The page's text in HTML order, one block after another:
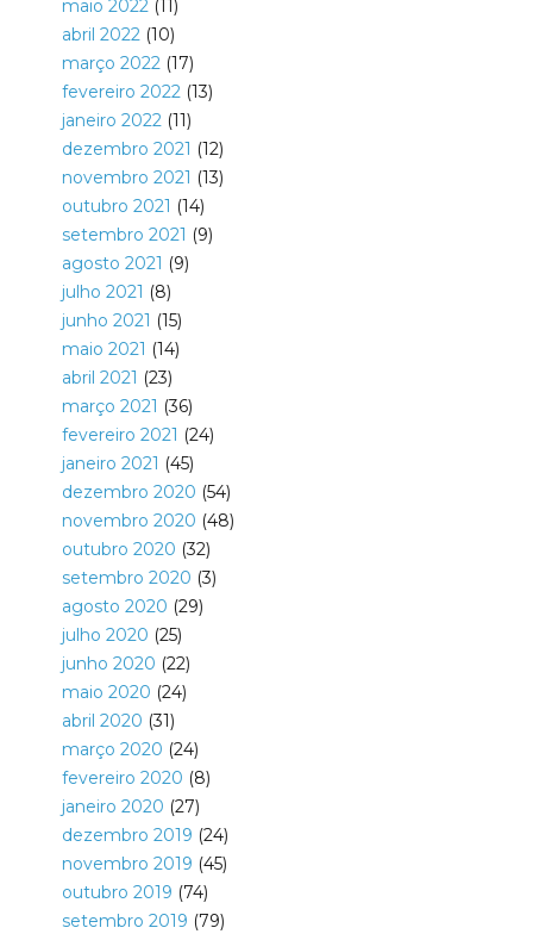
maio 2022(11)
abril 2022(10)
março 2022(17)
fevereiro 2022(13)
janeiro 2022(11)
dezembro 2021 (12)
novembro 2021 (13)
outubro 2021 (14)
setembro 2021 (9)
agosto 2021 (9)
julho 2021 (8)
junho 2021 (15)
maio 2021 (14)
abril 2021 (23)
março 2021 (36)
fevereiro 2021 (24)
janeiro 2021 (45)
dezembro 2020 (54)
novembro 2020 (48)
outubro 2020 (32)
setembro 2020 (3)
agosto 2020 (29)
julho 2020 (25)
junho 2020 (22)
maio 2020 (24)
abril 2020 (31)
março 2020 (24)
fevereiro 2020 (8)
janeiro 2020 (27)
dezembro 2019 (24)
novembro 2019 (45)
outubro 2019 (74)
setembro 2019 (79)